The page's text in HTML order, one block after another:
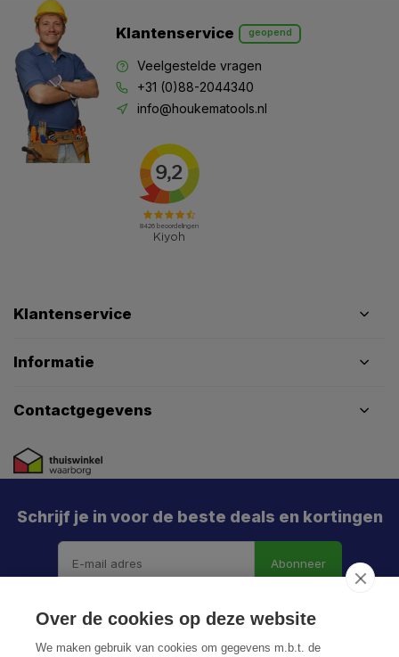
Klantenservice geopend
Veelgestelde vragen
+31 (0)88-2044340
info@houkematools.nl
Klantenservice
Informatie
Contactgegevens
Schrijf je in voor de beste deals en kortingen
Abonneer
Over de cookies op deze website
We maken gebruik van cookies om gegevens m.b.t. de